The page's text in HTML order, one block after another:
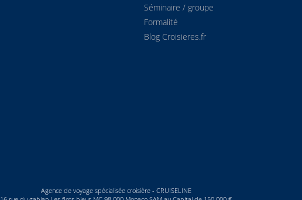
Séminaire / groupe
Formalité
Blog Croisieres.fr
Agence de voyage spécialisée croisière - CRUISELINE